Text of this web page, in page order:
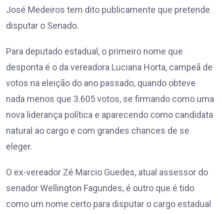
José Medeiros tem dito publicamente que pretende
disputar o Senado.
Para deputado estadual, o primeiro nome que
desponta é o da vereadora Luciana Horta, campeã de
votos na eleição do ano passado, quando obteve
nada menos que 3.605 votos, se firmando como uma
nova liderança política e aparecendo como candidata
natural ao cargo e com grandes chances de se
eleger.
O ex-vereador Zé Marcio Guedes, atual assessor do
senador Wellington Fagundes, é outro que é tido
como um nome certo para disputar o cargo estadual